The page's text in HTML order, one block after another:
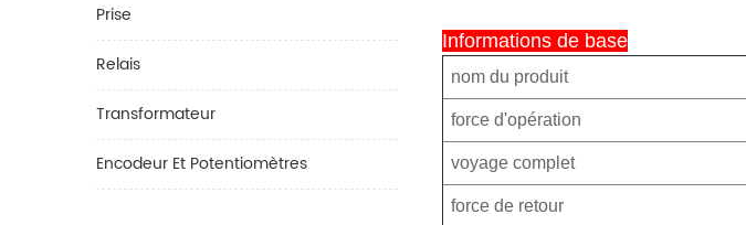
Informations de base
nom du produit
force d'opération
voyage complet
force de retour
Prise
Relais
Transformateur
Encodeur Et Potentiomètres